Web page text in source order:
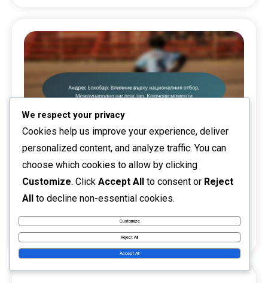
Международно въздействие
Андрес Ескобар: Влияние върху
националния отбор, Международно
наследство, Ключови моменти
We respect your privacy
Cookies help us improve your experience, deliver
personalized content, and analyze traffic. You can
choose which cookies to allow by clicking
Customize. Click Accept All to consent or Reject
All to decline non-essential cookies.
Customize
Reject All
Accept All